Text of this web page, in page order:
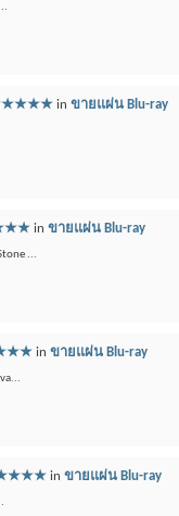
in ขายแผ่น Blu-ray
in ขายแผ่น Blu-ray
...
in ขายแผ่น Blu-ray
in ขายแผ่น Blu-ray